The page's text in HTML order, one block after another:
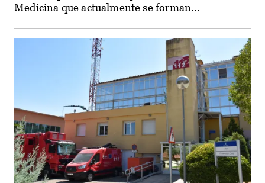
Medicina que actualmente se forman...